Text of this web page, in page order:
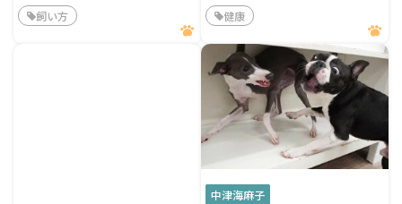
飼い方 健康
中津海麻子